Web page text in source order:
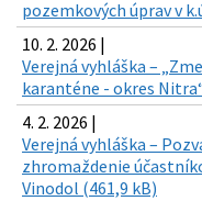
pozemkových úprav v
10. 2. 2026 |
Verejná vyhláška –
karanténe - okres
4. 2. 2026 |
Verejná vyhláška –
zhromaždenie
Vinodol (461,9 kB)